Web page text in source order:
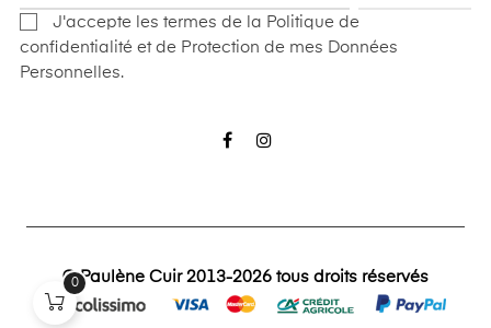
J'accepte les termes de la Politique de
confidentialité et de Protection de mes Données
Personnelles.
Facebook
© Paulène Cuir 2013-2026 tous droits réservés
0